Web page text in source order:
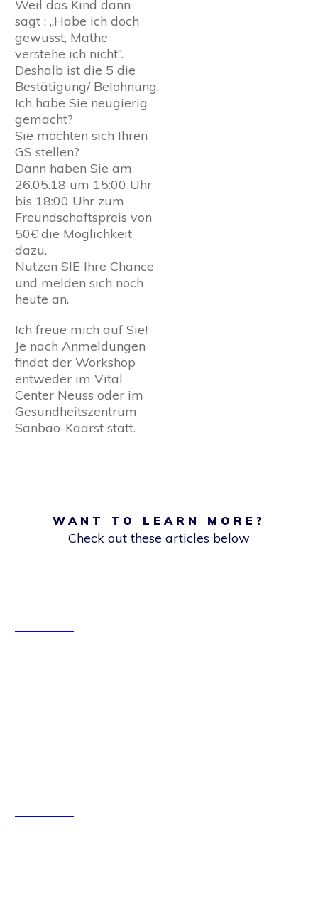
Weil das Kind dann
sagt : „Habe ich doch
gewusst, Mathe
verstehe ich nicht“.
Deshalb ist die 5 die
Bestätigung/ Belohnung.
Ich habe Sie neugierig
gemacht?
Sie möchten sich Ihren
GS stellen?
Dann haben Sie am
26.05.18 um 15:00 Uhr
bis 18:00 Uhr zum
Freundschaftspreis von
50€ die Möglichkeit
dazu.
Nutzen SIE Ihre Chance
und melden sich noch
heute an.
Ich freue mich auf Sie!
Je nach Anmeldungen
findet der Workshop
entweder im Vital
Center Neuss oder im
Gesundheitszentrum
Sanbao-Kaarst statt.
WANT TO LEARN MORE?
Check out these articles below